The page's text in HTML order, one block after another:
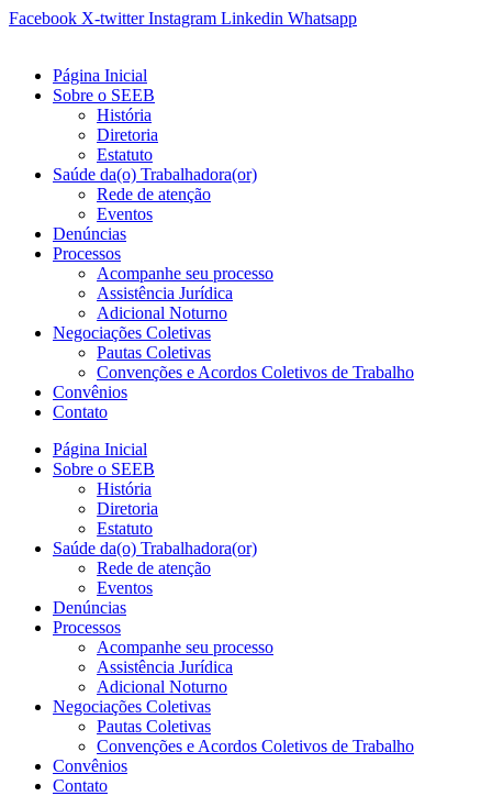
Ir
conteúdo
Facebook X-twitter Instagram Linkedin Whatsapp
Página Inicial
Sobre o SEEB
História
Diretoria
Estatuto
Saúde da(o) Trabalhadora(or)
Rede de atenção
Eventos
Denúncias
Processos
Acompanhe seu processo
Assistência Jurídica
Adicional Noturno
Negociações Coletivas
Pautas Coletivas
Convenções e Acordos Coletivos de Trabalho
Convênios
Contato
Página Inicial
Sobre o SEEB
História
Diretoria
Estatuto
Saúde da(o) Trabalhadora(or)
Rede de atenção
Eventos
Denúncias
Processos
Acompanhe seu processo
Assistência Jurídica
Adicional Noturno
Negociações Coletivas
Pautas Coletivas
Convenções e Acordos Coletivos de Trabalho
Convênios
Contato